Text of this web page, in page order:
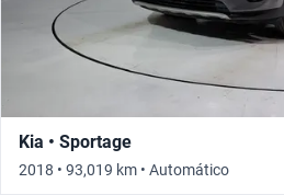
Kia • Sportage
2018 • 93,019 km • Automático